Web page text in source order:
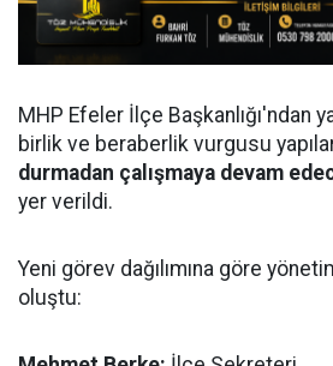
MHP Efeler İlçe Başkanlığı'ndan
birlik ve beraberlik vurgusu
durmadan çalışmaya devam
yer verildi.
Yeni görev dağılımına göre
oluştu: